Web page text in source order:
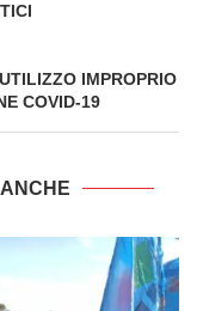
IMPROPRIO
COVID-19